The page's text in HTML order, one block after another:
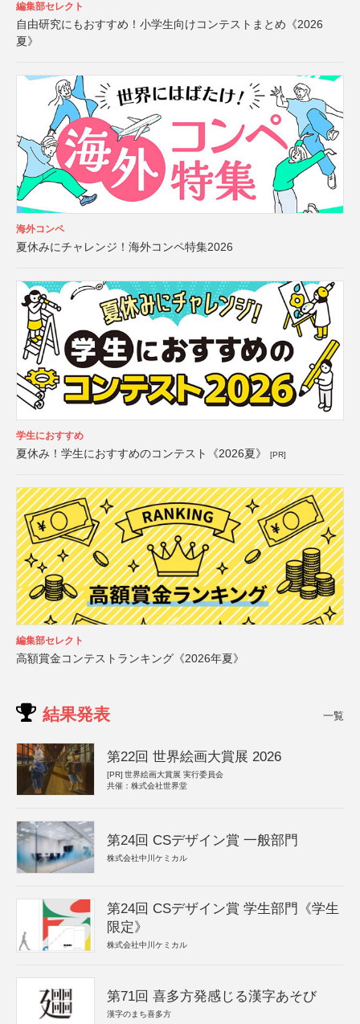
編集部セレクト
自由研究にもおすすめ！小学生向けコンテストまとめ《2026
夏》
海外コンペ
夏休みにチャレンジ！海外コンペ特集2026
学生におすすめ
夏休み！学生におすすめのコンテスト《2026夏》 [PR]
編集部セレクト
高額賞金コンテストランキング《2026年夏》
結果発表 一覧
第22回 世界絵画大賞展 2026
[PR] 世界絵画大賞展 実行委員会
共催：株式会社世界堂
第24回 CSデザイン賞 一般部門
株式会社中川ケミカル
第24回 CSデザイン賞 学生部門《学生
限定》
株式会社中川ケミカル
第71回 喜多方発感じる漢字あそび
漢字のまち喜多方